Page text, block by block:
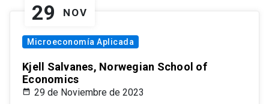
29 NOV
Microeconomía Aplicada
Kjell Salvanes, Norwegian School of
Economics
29 de Noviembre de 2023